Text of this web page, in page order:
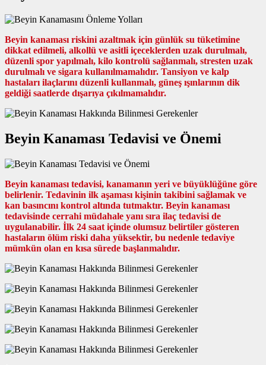
Beyin kanaması riskini azaltmak için günlük su tüketimine
dikkat edilmeli, alkollü ve asitli içeceklerden uzak durulmalı,
düzenli spor yapılmalı, kilo kontrolü sağlanmalı, stresten uzak
durulmalı ve sigara kullanılmamalıdır. Tansiyon ve kalp
hastaları ilaçlarını düzenli kullanmalı, güneş ışınlarının dik
geldiği saatlerde dışarıya çıkılmamalıdır.
Beyin Kanaması Tedavisi ve Önemi
Beyin kanaması tedavisi, kanamanın yeri ve büyüklüğüne göre
belirlenir. Tedavinin ilk aşaması kişinin takibini sağlamak ve
kan basıncını kontrol altında tutmaktır. Beyin kanaması
tedavisinde cerrahi müdahale yanı sıra ilaç tedavisi de
uygulanabilir. İlk 24 saat içinde olumsuz belirtiler gösteren
hastaların ölüm riski daha yüksektir, bu nedenle tedaviye
mümkün olan en kısa sürede başlanmalıdır.